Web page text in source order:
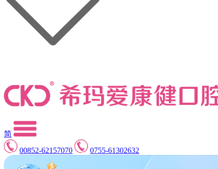
简
00852-62157070
0755-61302632